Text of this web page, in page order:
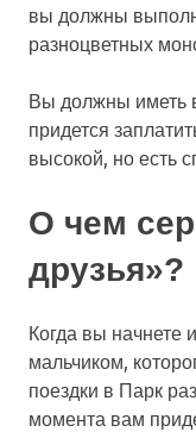
вы должны
разноцветных
Вы должны иметь
придется
высокой, но есть
О чем
друзья»?
Когда вы начнете
мальчиком,
поездки в Парк
момента вам